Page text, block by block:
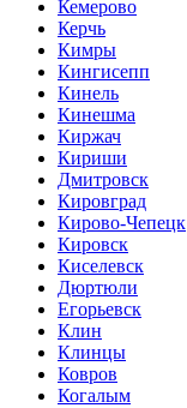
Кемерово
Керчь
Кимры
Кингисепп
Кинель
Кинешма
Киржач
Кириши
Дмитровск
Кировград
Кирово-Чепецк
Кировск
Киселевск
Дюртюли
Егорьевск
Клин
Клинцы
Ковров
Когалым